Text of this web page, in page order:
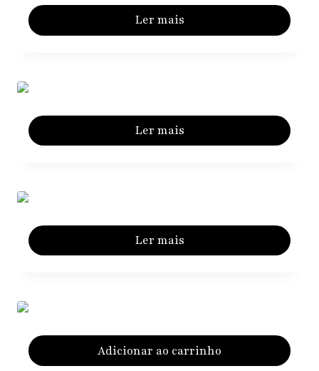
Ler mais
Ler mais
Ler mais
Adicionar ao carrinho